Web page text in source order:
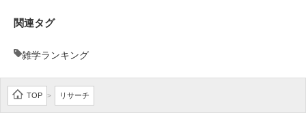
関連タグ
雑学ランキング
TOP > リサーチ